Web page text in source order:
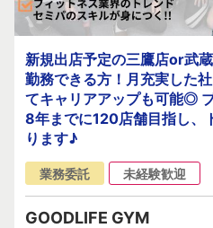
新規出店予定の三鷹店or武
勤務できる方！月充実した
てキャリアアップも可能◎
8年までに120店舗目指し、
ります♪
業務委託 未経験歓迎
GOODLIFE GYM